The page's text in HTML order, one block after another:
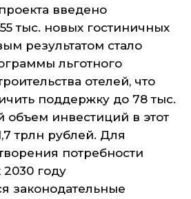
введено
тыс. новых гостиничных
результатом стало
льготного
отелей, что
поддержку до 78 тыс.
инвестиций в этот
трлн рублей. Для
потребности
году
законодательные